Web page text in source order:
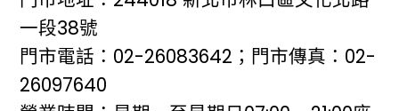
一段38號
門市電話：02-26083642；門市傳真：02-
26097640